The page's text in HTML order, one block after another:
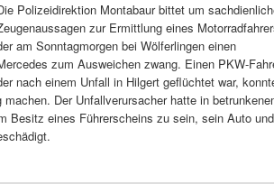
Polizeidirektion Montabaur bittet um
zur Ermittlung eines
am Sonntagmorgen bei Wölferlingen einen
zum Ausweichen zwang. Einen PKW-
nach einem Unfall in Hilgert geflüchtet war,
Der Unfallverursacher hatte in
Besitz eines Führerscheins zu sein, sein Auto und